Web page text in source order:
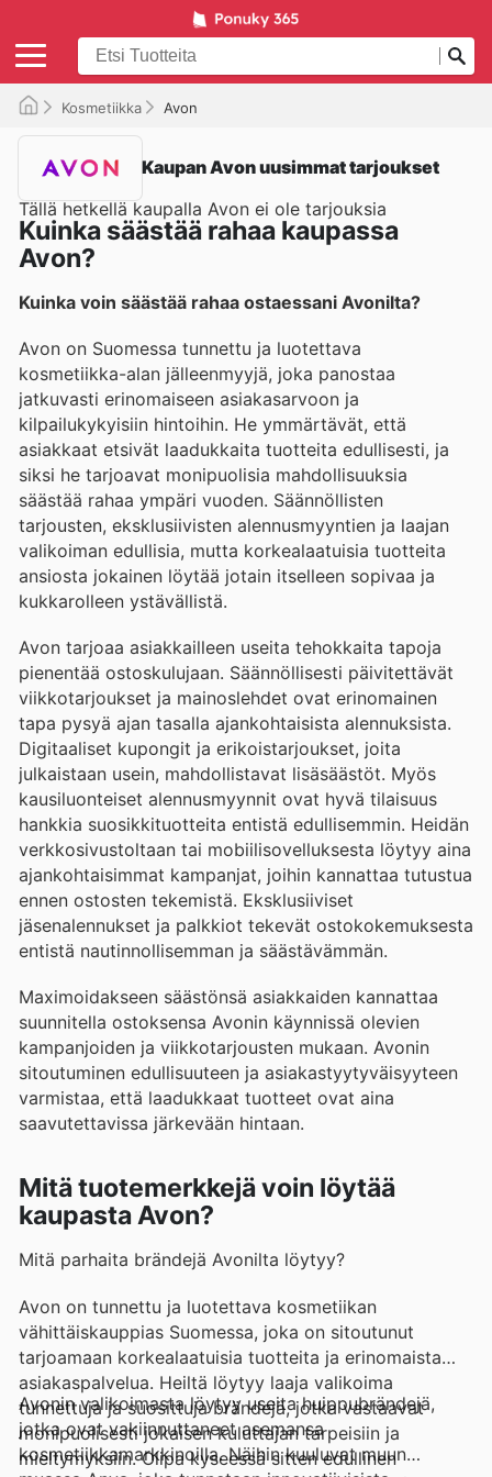
Kosmetiikka Avon
Kaupan Avon uusimmat tarjoukset
Tällä hetkellä kaupalla Avon ei ole tarjouksia
Kuinka säästää rahaa kaupassa
Avon?
Kuinka voin säästää rahaa ostaessani Avonilta?
Avon on Suomessa tunnettu ja luotettava
kosmetiikka-alan jälleenmyyjä, joka panostaa
jatkuvasti erinomaiseen asiakasarvoon ja
kilpailukykyisiin hintoihin. He ymmärtävät, että
asiakkaat etsivät laadukkaita tuotteita edullisesti, ja
siksi he tarjoavat monipuolisia mahdollisuuksia
säästää rahaa ympäri vuoden. Säännöllisten
tarjousten, eksklusiivisten alennusmyyntien ja laajan
valikoiman edullisia, mutta korkealaatuisia tuotteita
ansiosta jokainen löytää jotain itselleen sopivaa ja
kukkarolleen ystävällistä.
Avon tarjoaa asiakkailleen useita tehokkaita tapoja
pienentää ostoskulujaan. Säännöllisesti päivitettävät
viikkotarjoukset ja mainoslehdet ovat erinomainen
tapa pysyä ajan tasalla ajankohtaisista alennuksista.
Digitaaliset kupongit ja erikoistarjoukset, joita
julkaistaan usein, mahdollistavat lisäsäästöt. Myös
kausiluonteiset alennusmyynnit ovat hyvä tilaisuus
hankkia suosikkituotteita entistä edullisemmin. Heidän
verkkosivustoltaan tai mobiilisovelluksesta löytyy aina
ajankohtaisimmat kampanjat, joihin kannattaa tutustua
ennen ostosten tekemistä. Eksklusiiviset
jäsenalennukset ja palkkiot tekevät ostokokemuksesta
entistä nautinnollisemman ja säästävämmän.
Maximoidakseen säästönsä asiakkaiden kannattaa
suunnitella ostoksensa Avonin käynnissä olevien
kampanjoiden ja viikkotarjousten mukaan. Avonin
sitoutuminen edullisuuteen ja asiakastyytyväisyyteen
varmistaa, että laadukkaat tuotteet ovat aina
saavutettavissa järkevään hintaan.
Mitä tuotemerkkejä voin löytää
kaupasta Avon?
Mitä parhaita brändejä Avonilta löytyy?
Avon on tunnettu ja luotettava kosmetiikan
vähittäiskauppias Suomessa, joka on sitoutunut
tarjoamaan korkealaatuisia tuotteita ja erinomaista
asiakaspalvelua. Heiltä löytyy laaja valikoima
tunnettuja ja suosittuja brändejä, jotka vastaavat
monipuolisesti jokaisen kuluttajan tarpeisiin ja
mieltymyksiin. Olipa kyseessä sitten edullinen
Avonin valikoimasta löytyy useita huippubrändejä,
jotka ovat vakiinnuttaneet asemansa
kosmetiikkamarkkinoilla. Näihin kuuluvat muun